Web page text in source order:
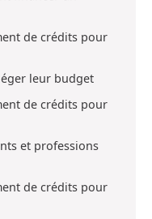
de crédits pour
leur budget
de crédits pour
et professions
de crédits pour